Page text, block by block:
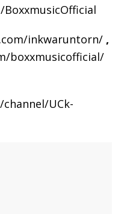
inkwaruntorn/ ,
boxxmusicofficial/
UCk-